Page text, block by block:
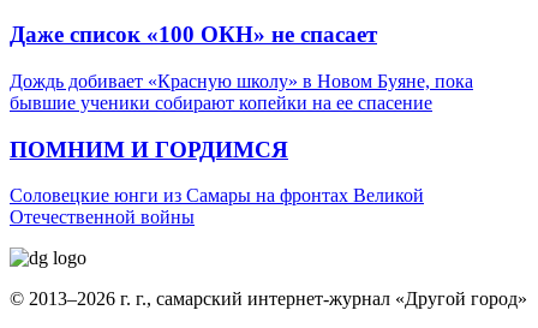
Даже список «100 ОКН» не спасает
Дождь добивает «Красную школу» в Новом Буяне, пока
бывшие ученики собирают копейки на ее спасение
ПОМНИМ И ГОРДИМСЯ
Соловецкие юнги из Самары на фронтах Великой
Отечественной войны
© 2013–2026 г. г., самарский интернет-журнал «Другой город»